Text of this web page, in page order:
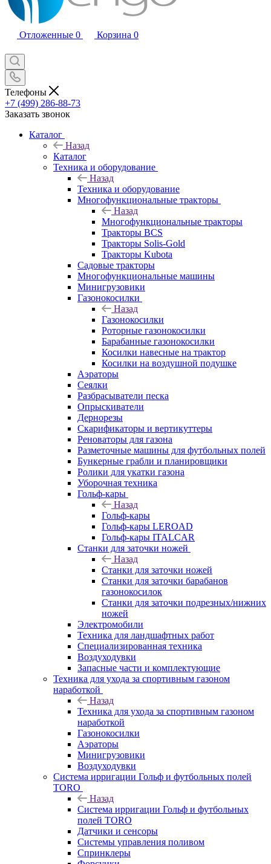
Отложенные 0 Корзина 0
Телефоны
+7 (499) 286-88-73
Заказать звонок
Каталог
Назад
Каталог
Техника и оборудование
Назад
Техника и оборудование
Многофункциональные тракторы
Назад
Многофункциональные тракторы
Тракторы BCS
Тракторы Solis-Gold
Тракторы Kubota
Садовые тракторы
Многофункциональные машины
Минигрузовики
Газонокосилки
Назад
Газонокосилки
Роторные газонокосилки
Барабанные газонокосилки
Косилки навесные на трактор
Косилки на воздушной подушке
Аэраторы
Сеялки
Разбрасыватели песка
Опрыскиватели
Дернорезы
Скарификаторы и вертикуттеры
Реноваторы для газона
Разметочные машины для футбольных полей
Бункерные грабли и планировщики
Ролики для укатки газона
Уборочная техника
Гольф-кары
Назад
Гольф-кары
Гольф-кары LEROAD
Гольф-кары ITALCAR
Станки для заточки ножей
Назад
Станки для заточки ножей
Станки для заточки барабанов
газонокосилок
Станки для заточки подрезных/нижних
ножей
Электромобили
Техника для ландшафтных работ
Специализированная техника
Воздуходувки
Запасные части и комплектующие
Техника для ухода за спортивным газоном
наработкой
Назад
Техника для ухода за спортивным газоном
наработкой
Газонокосилки
Аэраторы
Минигрузовики
Воздуходувки
Система ирригации Гольф и футбольных полей
TORO
Назад
Система ирригации Гольф и футбольных
полей TORO
Датчики и сенсоры
Системы управления поливом
Спринклеры